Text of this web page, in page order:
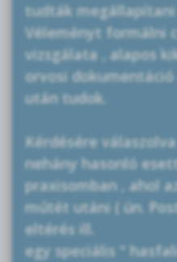
tudták megállapítani
Véleményt formálni
vizsgálata , alapos
orvosi
után tudok.
Kérdésére válaszolva :
nehány hasonló
praxisomban , ahol
műtét utáni ( ún.
eltérés ill.
egy speciális "